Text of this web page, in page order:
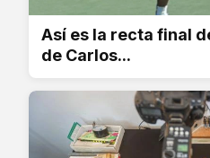
Así es la recta final
de Carlos...